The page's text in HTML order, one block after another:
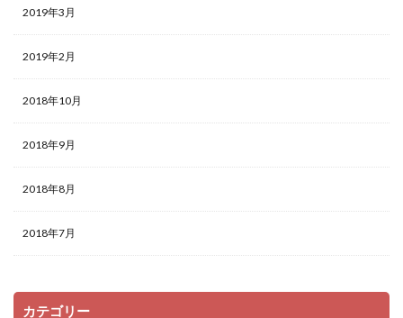
2019年3月
2019年2月
2018年10月
2018年9月
2018年8月
2018年7月
カテゴリー